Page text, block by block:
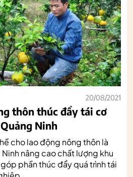
20/08/2021
thôn thúc đẩy tái cơ
Ninh
cho lao động nông thôn là
nâng cao chất lượng khu
phần thúc đẩy quá trình tái